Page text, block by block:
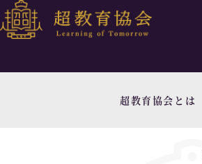
超教育協会とは